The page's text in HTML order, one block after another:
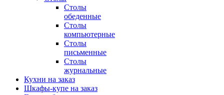
Столы
обеденные
Столы
компьютерные
Столы
письменные
Столы
журнальные
Кухни на заказ
Шкафы-купе на заказ